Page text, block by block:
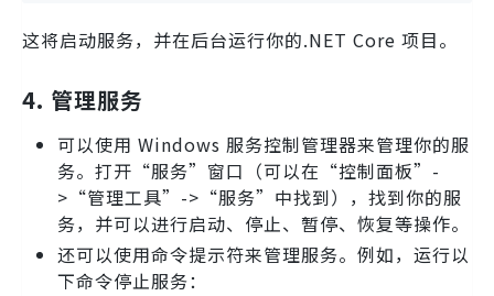
这将启动服务，并在后台运行你的.NET Core 项目。
4. 管理服务
可以使用 Windows 服务控制管理器来管理你的服
务。打开“服务”窗口（可以在“控制面板”-
>“管理工具”->“服务”中找到），找到你的服
务，并可以进行启动、停止、暂停、恢复等操作。
还可以使用命令提示符来管理服务。例如，运行以
下命令停止服务：